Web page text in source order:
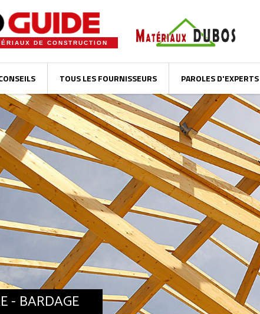
DE CONSTRUCTION
TOUS LES FOURNISSEURS PAROLES D'EXPERTS
- BARDAGE